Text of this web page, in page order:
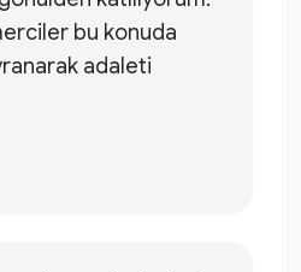
bu konuda
adaleti